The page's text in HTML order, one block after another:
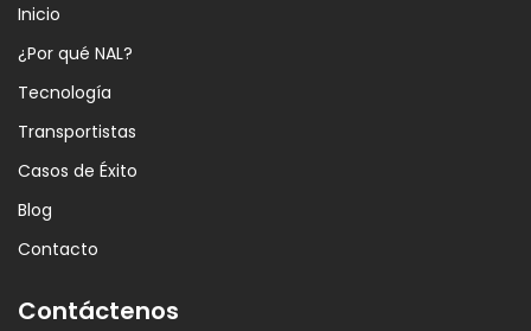
Inicio
¿Por qué NAL?
Tecnología
Transportistas
Casos de Éxito
Blog
Contacto
Contáctenos